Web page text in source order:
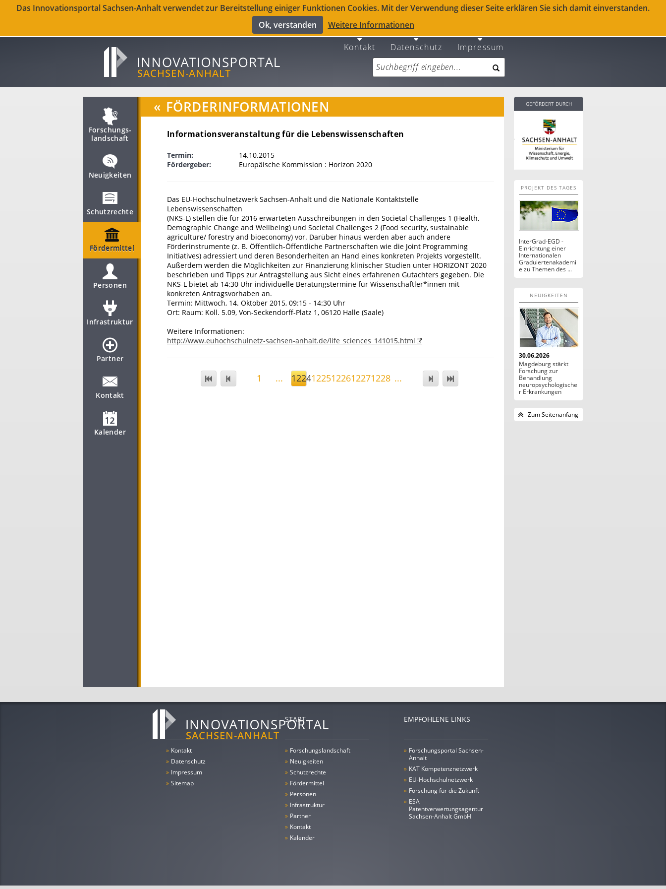
Das Innovationsportal Sachsen-Anhalt verwendet zur Bereitstellung einiger Funktionen Cookies. Mit der Verwendung dieser Seite erklären Sie sich damit einverstanden.
Ok, verstanden
Weitere Informationen
Kontakt Datenschutz Impressum
Forschungs­
landschaft
Neuigkeiten
Schutzrechte
Fördermittel
Personen
Infrastruktur
Partner
Kontakt
Kalender
« FÖRDERINFORMATIONEN
Informationsveranstaltung für die Lebenswissenschaften
Termin:
14.10.2015
Fördergeber:
Europäische Kommission : Horizon 2020
Das EU-Hochschulnetzwerk Sachsen-Anhalt und die Nationale Kontaktstelle
Lebenswissenschaften
(NKS-L) stellen die für 2016 erwarteten Ausschreibungen in den Societal Challenges 1 (Health,
Demographic Change and Wellbeing) und Societal Challenges 2 (Food security, sustainable
agriculture/ forestry and bioeconomy) vor. Darüber hinaus werden aber auch andere
Förderinstrumente (z. B. Öffentlich-Öffentliche Partnerschaften wie die Joint Programming
Initiatives) adressiert und deren Besonderheiten an Hand eines konkreten Projekts vorgestellt.
Außerdem werden die Möglichkeiten zur Finanzierung klinischer Studien unter HORIZONT 2020
beschrieben und Tipps zur Antragstellung aus Sicht eines erfahrenen Gutachters gegeben. Die
NKS-L bietet ab 14:30 Uhr individuelle Beratungstermine für Wissenschaftler*innen mit
konkreten Antragsvorhaben an.
Termin: Mittwoch, 14. Oktober 2015, 09:15 - 14:30 Uhr
Ort: Raum: Koll. 5.09, Von-Seckendorff-Platz 1, 06120 Halle (Saale)
Weitere Informationen:
http://www.euhochschulnetz-sachsen-anhalt.de/life_sciences_141015.html
1 ... 12241225122612271228 ...
GEFÖRDERT DURCH
PROJEKT DES TAGES
InterGrad-EGD -
Einrichtung einer
Internationalen
Graduiertenakademi
e zu Themen des ...
NEUIGKEITEN
30.06.2026
Magdeburg stärkt
Forschung zur
Behandlung
neuropsychologische
r Erkrankungen
Zum Seitenanfang
» Kontakt
» Datenschutz
» Impressum
» Sitemap
START
» Forschungs­landschaft
» Neuigkeiten
» Schutzrechte
» Fördermittel
» Personen
» Infrastruktur
» Partner
» Kontakt
» Kalender
EMPFOHLENE LINKS
» Forschungsportal Sachsen-
Anhalt
» KAT Kompetenznetzwerk
» EU-Hochschulnetzwerk
» Forschung für die Zukunft
» ESA
Patentverwertungsagentur
Sachsen-Anhalt GmbH